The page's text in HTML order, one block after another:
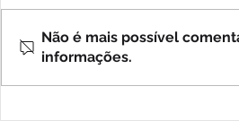
Cuidado com o que pode
Não é mais possível
informações.